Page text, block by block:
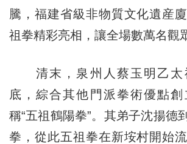
騰，福建省級非物質文化遺産
祖拳精彩亮相，讓全場數萬名觀
清末，泉州人蔡玉明乙太
底，綜合其他門派拳術優點創
稱“五祖鶴陽拳”。其弟子沈揚德
拳，從此五祖拳在新垵村開始